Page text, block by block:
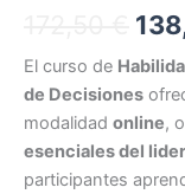
El curso de
de Decisiones
modalidad online,
esenciales del
participantes